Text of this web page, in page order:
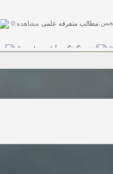
مشاهده:0
پاسخ ها:0